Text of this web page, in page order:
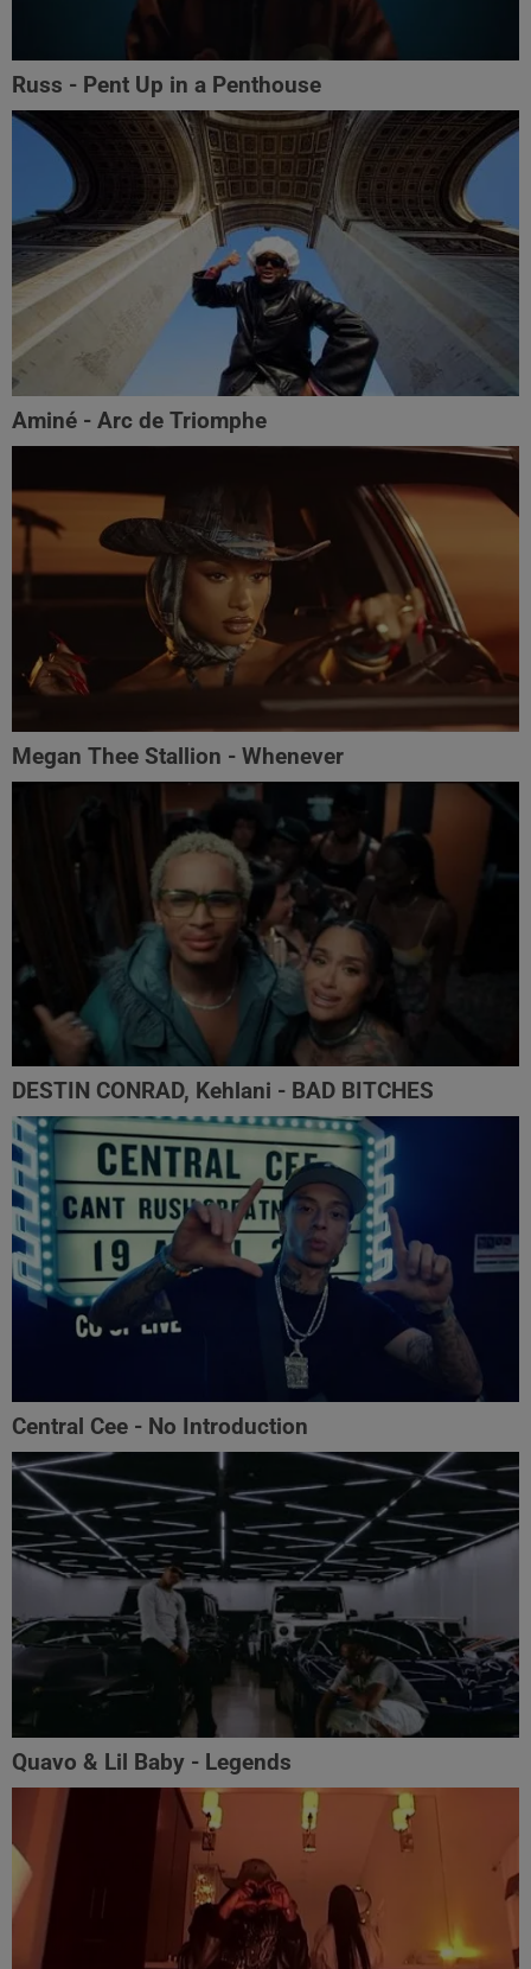
Russ - Pent Up in a Penthouse
Aminé - Arc de Triomphe
Megan Thee Stallion - Whenever
DESTIN CONRAD, Kehlani - BAD BITCHES
Central Cee - No Introduction
Quavo & Lil Baby - Legends